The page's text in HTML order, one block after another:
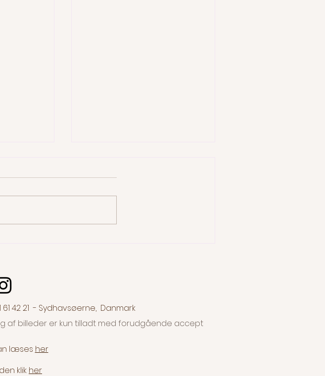
61 42 21 - Sydhavsøerne, Danmark
af billeder er kun tilladt med forudgående accept
læses her
klik her